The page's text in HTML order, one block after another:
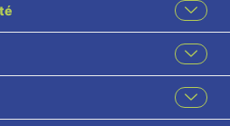
Propre du 18